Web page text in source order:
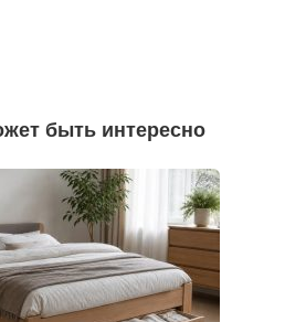
быть интересно